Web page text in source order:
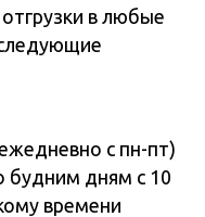
в любые
с пн-пт)
будним дням с 10
времени